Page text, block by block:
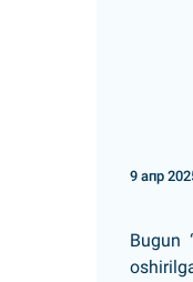
9 апр
Bugun